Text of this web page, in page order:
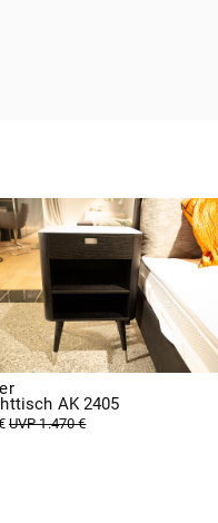
AK 2405
UVP 1.470 €